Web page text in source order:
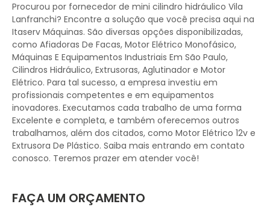
Procurou por fornecedor de mini cilindro hidráulico Vila
Lanfranchi? Encontre a solução que você precisa aqui na
Itaserv Máquinas. São diversas opções disponibilizadas,
como Afiadoras De Facas, Motor Elétrico Monofásico,
Máquinas E Equipamentos Industriais Em São Paulo,
Cilindros Hidráulico, Extrusoras, Aglutinador e Motor
Elétrico. Para tal sucesso, a empresa investiu em
profissionais competentes e em equipamentos
inovadores. Executamos cada trabalho de uma forma
Excelente e completa, e também oferecemos outros
trabalhamos, além dos citados, como Motor Elétrico 12v e
Extrusora De Plástico. Saiba mais entrando em contato
conosco. Teremos prazer em atender você!
FAÇA UM ORÇAMENTO